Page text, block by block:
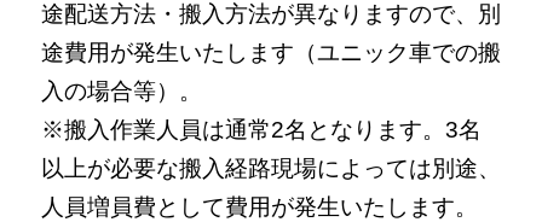
途配送方法・搬入方法が異なりますので、別
途費用が発生いたします（ユニック車での搬
入の場合等）。
※搬入作業人員は通常2名となります。3名
以上が必要な搬入経路現場によっては別途、
人員増員費として費用が発生いたします。